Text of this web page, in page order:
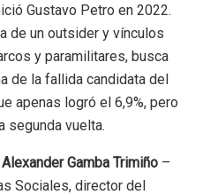
Gustavo Petro en 2022.
de un outsider y vínculos
y paramilitares, busca
de la fallida candidata del
apenas logró el 6,9%, pero
segunda vuelta.
Alexander Gamba Trimiño –
Sociales, director del